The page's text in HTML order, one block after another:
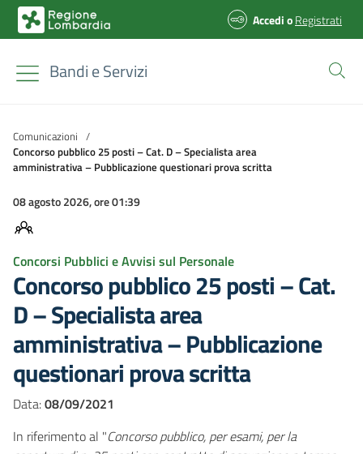
AccedioRegistrati
Bandi e Servizi
Comunicazioni /
Concorso pubblico 25 posti – Cat. D – Specialista area
amministrativa – Pubblicazione questionari prova scritta
08 agosto 2026, ore 01:39
Concorsi Pubblici e Avvisi sul Personale
Concorso pubblico 25 posti – Cat.
D – Specialista area
amministrativa – Pubblicazione
questionari prova scritta
Data:08/09/2021
In riferimento al "Concorso pubblico, per esami, per la